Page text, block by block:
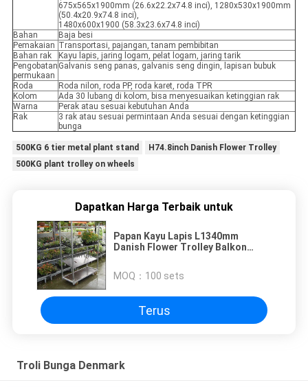
675x565x1900mm (26.6x22.2x74.8 inci), 1280x530x1900mm
(50.4x20.9x74.8 inci),
1480x600x1900 (58.3x23.6x74.8 inci)
Bahan
Baja besi
Pemakaian Transportasi, pajangan, tanam pembibitan
Bahan rak
Kayu lapis, jaring logam, pelat logam, jaring tarik
Pengobatan
permukaan
Galvanis seng panas, galvanis seng dingin, lapisan bubuk
Roda
Roda nilon, roda PP, roda karet, roda TPR
Kolom
Ada 30 lubang di kolom, bisa menyesuaikan ketinggian rak
Warna
Perak atau sesuai kebutuhan Anda
Rak
3 rak atau sesuai permintaan Anda sesuai dengan ketinggian
bunga
500KG 6 tier metal plant stand
H74.8inch Danish Flower Trolley
500KG plant trolley on wheels
Dapatkan Harga Terbaik untuk
Papan Kayu Lapis L1340mm
Danish Flower Trolley Balkon
/ TPR
MOQ： 100 sets
Terus
Troli Bunga Denmark